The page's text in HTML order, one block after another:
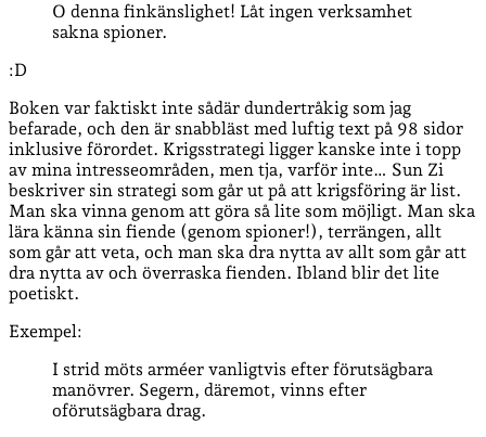
O denna finkänslighet! Låt ingen verksamhet
sakna spioner.
:D
Boken var faktiskt inte sådär dundertråkig som jag
befarade, och den är snabbläst med luftig text på 98 sidor
inklusive förordet. Krigsstrategi ligger kanske inte i topp
av mina intresseområden, men tja, varför inte… Sun Zi
beskriver sin strategi som går ut på att krigsföring är list.
Man ska vinna genom att göra så lite som möjligt. Man ska
lära känna sin fiende (genom spioner!), terrängen, allt
som går att veta, och man ska dra nytta av allt som går att
dra nytta av och överraska fienden. Ibland blir det lite
poetiskt.
Exempel:
I strid möts arméer vanligtvis efter förutsägbara
manövrer. Segern, däremot, vinns efter
oförutsägbara drag.